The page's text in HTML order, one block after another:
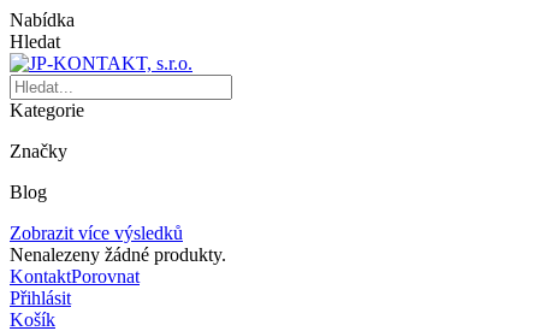
Nabídka
Hledat
Kategorie
Značky
Blog
Zobrazit více výsledků
Nenalezeny žádné produkty.
KontaktPorovnat
Přihlásit
Košík